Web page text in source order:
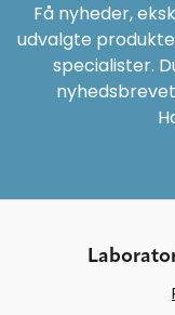
Få nyheder,
udvalgte
specialister.